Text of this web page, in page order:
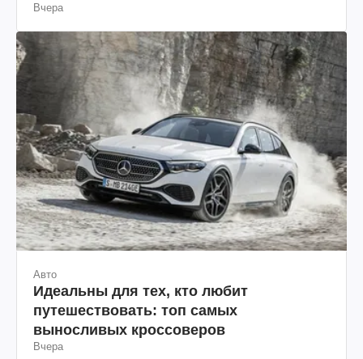
Вчера
Авто
Идеальны для тех, кто любит
путешествовать: топ самых
выносливых кроссоверов
Вчера